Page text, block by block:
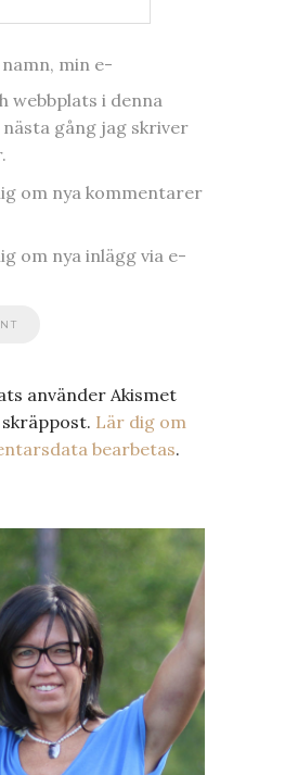
min e-
webbplats i denna
gång jag skriver
om nya kommentarer
om nya inlägg via e-
använder Akismet
Lär dig om
bearbetas.